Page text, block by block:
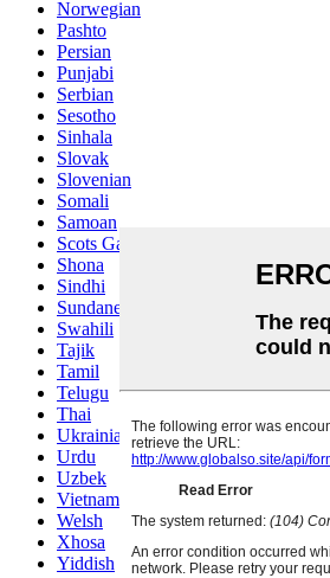
Norwegian
Pashto
Persian
Punjabi
Serbian
Sesotho
Sinhala
Slovak
Slovenian
Somali
Samoan
Scots Gaelic
Shona
Sindhi
Sundanese
Swahili
Tajik
Tamil
Telugu
Thai
Ukrainian
Urdu
Uzbek
Vietnamese
Welsh
Xhosa
Yiddish